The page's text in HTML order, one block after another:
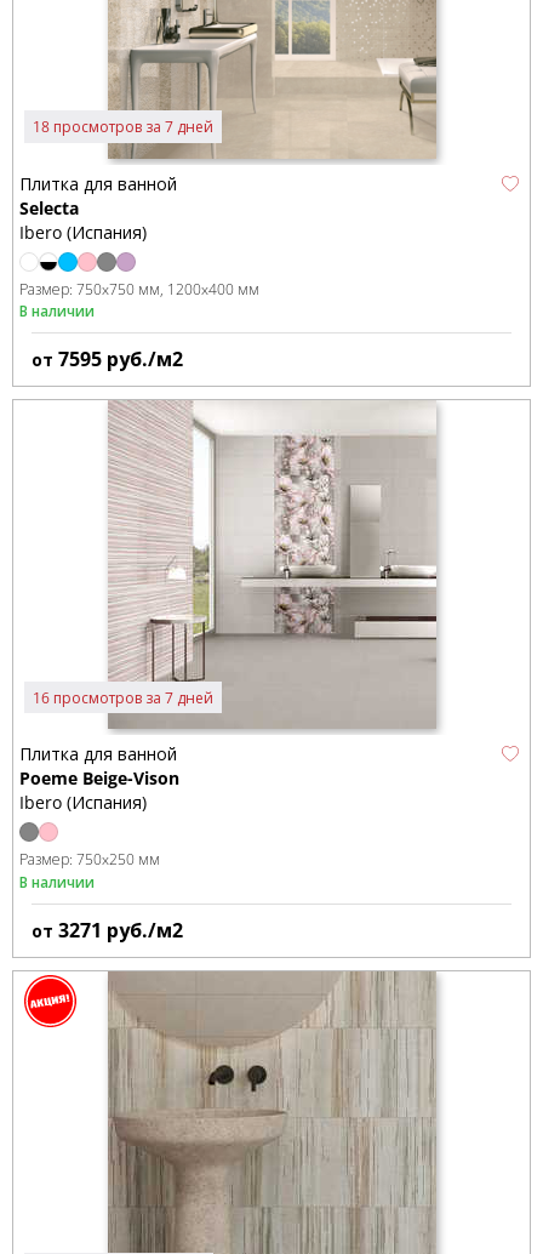
18 просмотров за 7 дней
Плитка для ванной
Selecta
Ibero (Испания)
Размер: 750x750 мм 1200x400 мм
В наличии
от 7595 руб./м2
16 просмотров за 7 дней
Плитка для ванной
Poeme Beige-Vison
Ibero (Испания)
Размер: 750x250 мм
В наличии
от 3271 руб./м2